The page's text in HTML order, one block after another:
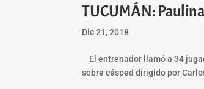
TUCUMÁN:
Dic 21, 2018
El entrenador llamó a 34
sobre césped dirigido por